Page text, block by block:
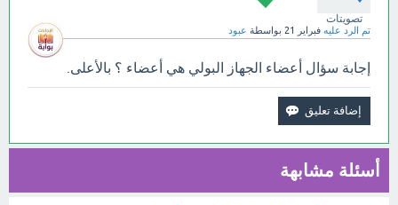
تصويتات
تم الرد عليه فبراير 21 بواسطة عبود
إجابة سؤال أعضاء الجهاز البولي هي أعضاء ؟ بالأعلى.
أسئلة مشابهة